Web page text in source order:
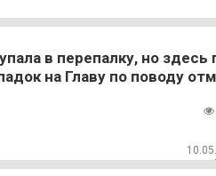
в перепалку, но здесь
на Главу по поводу